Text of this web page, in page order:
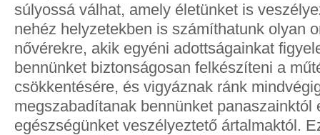
súlyossá válhat, amely életünket is
nehéz helyzetekben is számíthatunk olyan
nővérekre, akik egyéni adottságainkat
bennünket biztonságosan felkészíteni a
csökkentésére, és vigyáznak ránk
megszabadítanak bennünket panaszainktól
egészségünket veszélyeztető ártalmaktól.